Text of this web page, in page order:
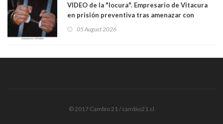
VIDEO de la "locura". Empresario de Vitacura
en prisión preventiva tras amenazar con
Los persiguió en potente camioneta
05 August 2026
© 2017 Cambio 21 / cambio21.cl